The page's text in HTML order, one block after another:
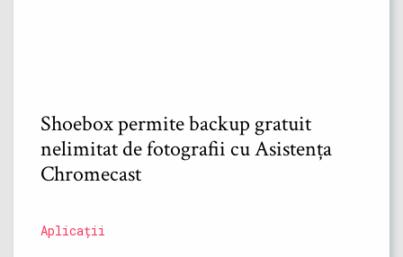
Shoebox permite backup gratuit
nelimitat de fotografii cu Asistența
Chromecast
Aplicații